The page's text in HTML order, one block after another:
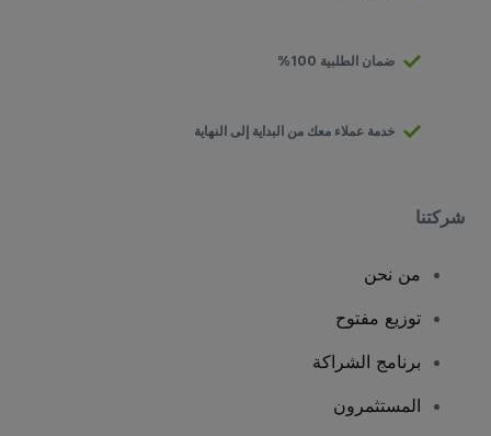
ضمان الطلبية 100%
خدمة عملاء معك من البداية إلى النهاية
شركتنا
من نحن
توزيع مفتوح
برنامج الشراكة
المستثمرون